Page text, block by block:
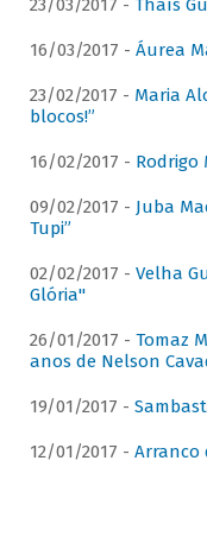
23/03/2017 - Thaís
16/03/2017 - Áurea
23/02/2017 - Maria
blocos!”
16/02/2017 - Rodrigo
09/02/2017 - Juba
Tupi”
02/02/2017 - Velha
Glória"
26/01/2017 - Tomaz
anos de Nelson
19/01/2017 -
12/01/2017 - Arranco